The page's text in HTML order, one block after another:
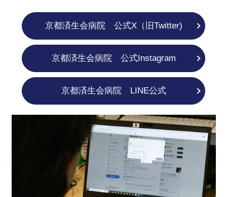
京都済生会病院 公式X（旧Twitter)
京都済生会病院 公式Instagram
京都済生会病院 LINE公式